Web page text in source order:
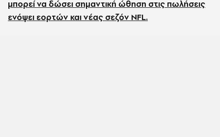
μπορεί να δώσει σημαντική ώθηση στις πωλήσεις
ενόψει εορτών και νέας σεζόν NFL.